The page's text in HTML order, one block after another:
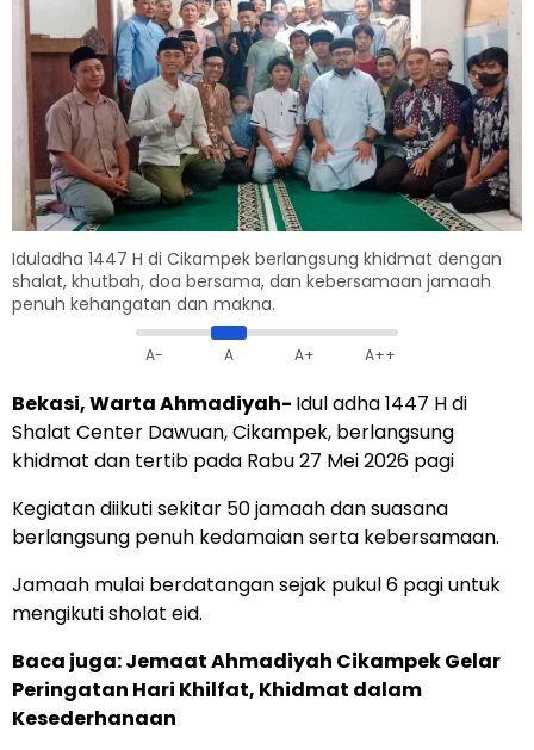
Iduladha 1447 H di Cikampek berlangsung khidmat dengan
shalat, khutbah, doa bersama, dan kebersamaan jamaah
penuh kehangatan dan makna.
A- A A+ A++
Bekasi, Warta Ahmadiyah- Idul adha 1447 H di
Shalat Center Dawuan, Cikampek, berlangsung
khidmat dan tertib pada Rabu 27 Mei 2026 pagi
Kegiatan diikuti sekitar 50 jamaah dan suasana
berlangsung penuh kedamaian serta kebersamaan.
Jamaah mulai berdatangan sejak pukul 6 pagi untuk
mengikuti sholat eid.
Baca juga:Jemaat Ahmadiyah Cikampek Gelar
Peringatan Hari Khilfat, Khidmat dalam
Kesederhanaan